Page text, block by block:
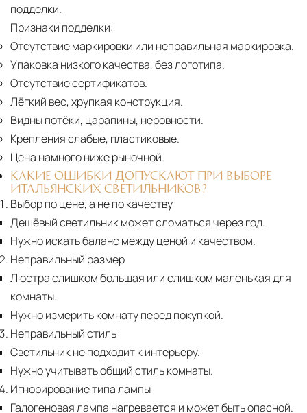
подделки.
Признаки подделки:
Отсутствие маркировки или неправильная маркировка.
Упаковка низкого качества, без логотипа.
Отсутствие сертификатов.
Лёгкий вес, хрупкая конструкция.
Видны потёки, царапины, неровности.
Крепления слабые, пластиковые.
Цена намного ниже рыночной.
КАКИЕ ОШИБКИ ДОПУСКАЮТ ПРИ ВЫБОРЕ
ИТАЛЬЯНСКИХ СВЕТИЛЬНИКОВ?
Выбор по цене, а не по качеству
Дешёвый светильник может сломаться через год.
Нужно искать баланс между ценой и качеством.
Неправильный размер
Люстра слишком большая или слишком маленькая для
комнаты.
Нужно измерить комнату перед покупкой.
Неправильный стиль
Светильник не подходит к интерьеру.
Нужно учитывать общий стиль комнаты.
Игнорирование типа лампы
Галогеновая лампа нагревается и может быть опасной.